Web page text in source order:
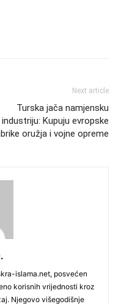
Next article
Turska jača namjensku
industriju: Kupuju evropske
oružja i vojne opreme
islama.net, posvećen
korisnih vrijednosti kroz
Njegovo višegodišnje